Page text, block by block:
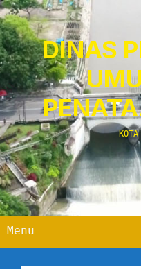
Skip
to
content
DINAS
KOTA
Menu